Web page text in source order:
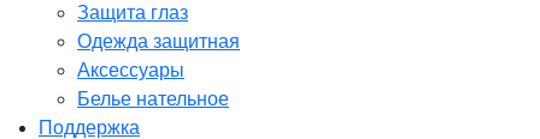
Защита глаз
Одежда защитная
Аксессуары
Белье нательное
Поддержка